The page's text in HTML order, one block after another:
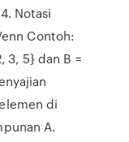
Notasi
Contoh:
3, 5} dan B =
di
A.